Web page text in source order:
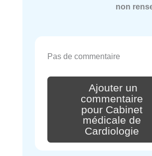
non
Pas de commentaire
Ajouter un
commentaire
pour Cabinet
médicale de
Cardiologie